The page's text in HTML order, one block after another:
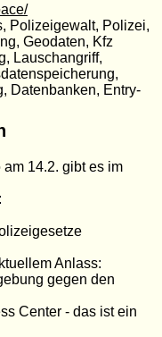
Polizeigewalt, Polizei,
Geodaten, Kfz
Lauschangriff,
Datenbanken, Entry-
14.2. gibt es im
Anlass:
gegen den
Center - das ist ein